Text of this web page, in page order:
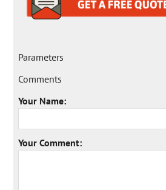
Parameters
Comments
Your Name:
Your Comment: